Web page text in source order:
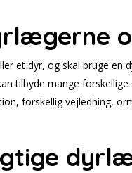
et dyr, og skal bruge
tilbyde mange
forskellig vejledning,